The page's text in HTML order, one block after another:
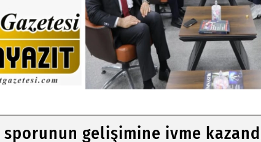
sporunun gelişimine ivme